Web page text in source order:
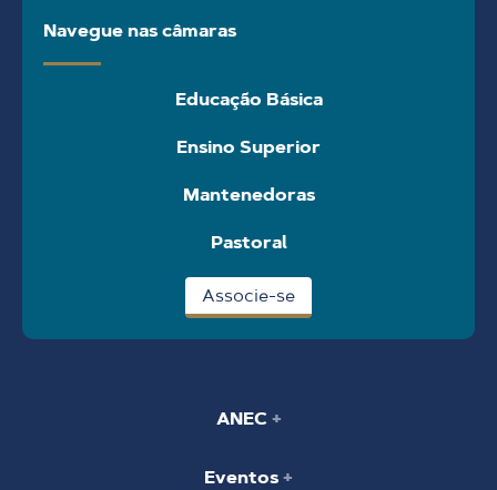
Navegue nas câmaras
Educação Básica
Ensino Superior
Mantenedoras
Pastoral
Associe-se
ANEC
Eventos